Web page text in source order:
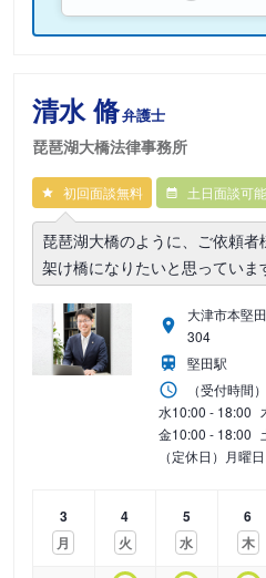
清水 脩弁護士
琵琶湖大橋法律事務所
初回面談無料 土日面談可能
琵琶湖大橋のように、ご依頼
架け橋になりたいと思っていま
大津市本堅
304
堅田駅
（受付時間）
水10:00 - 18:00
金10:00 - 18:00
（定休日）月曜
3
月
4
火
5
水
6
木